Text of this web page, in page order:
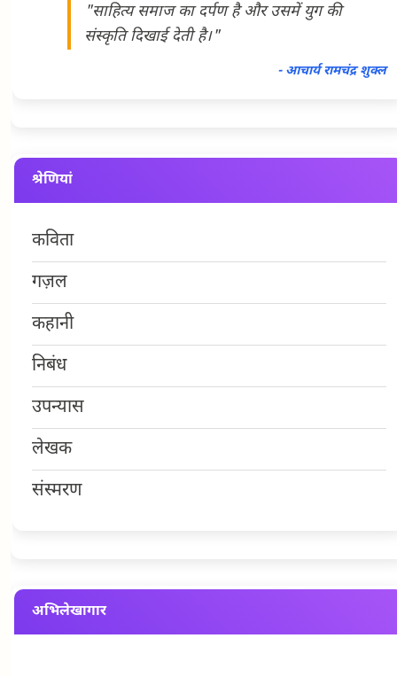
"साहित्य समाज का दर्पण है और उसमें युग की
संस्कृति दिखाई देती है।"
- आचार्य रामचंद्र शुक्ल
श्रेणियां
कविता
गज़ल
कहानी
निबंध
उपन्यास
लेखक
संस्मरण
अभिलेखागार